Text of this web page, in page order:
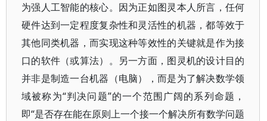
为强人工智能的核心。因为正如图灵本人所言，任何
硬件达到一定程度复杂性和灵活性的机器，都等效于
其他同类机器，而实现这种等效性的关键就是作为接
口的软件（或算法）。另一方面，图灵机的设计目的
并非是制造一台机器（电脑），而是为了解决数学领
域被称为“判决问题”的一个范围广阔的系列命题，
即“是否存在能在原则上一个接一个解决所有数学问题